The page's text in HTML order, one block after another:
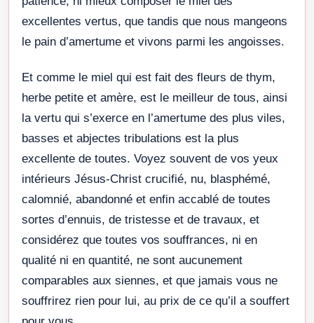
excellentes vertus, que tandis que nous mangeons
le pain d’amertume et vivons parmi les angoisses.
Et comme le miel qui est fait des fleurs de thym,
herbe petite et amère, est le meilleur de tous, ainsi
la vertu qui s’exerce en l’amertume des plus viles,
basses et abjectes tribulations est la plus
excellente de toutes. Voyez souvent de vos yeux
intérieurs Jésus-Christ crucifié, nu, blasphémé,
calomnié, abandonné et enfin accablé de toutes
sortes d’ennuis, de tristesse et de travaux, et
considérez que toutes vos souffrances, ni en
qualité ni en quantité, ne sont aucunement
comparables aux siennes, et que jamais vous ne
souffrirez rien pour lui, au prix de ce qu’il a souffert